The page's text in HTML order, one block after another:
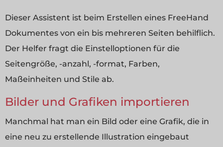
Dieser Assistent ist beim Erstellen eines FreeHand
Dokumentes von ein bis mehreren Seiten behilflich.
Der Helfer fragt die Einstelloptionen für die
Seitengröße, -anzahl, -format, Farben,
Maßeinheiten und Stile ab.
Bilder und Grafiken importieren
Manchmal hat man ein Bild oder eine Grafik, die in
eine neu zu erstellende Illustration eingebaut